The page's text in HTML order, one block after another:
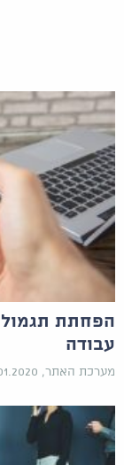
הפחתת
עבודה
מערכת האתר, 21.01.2020